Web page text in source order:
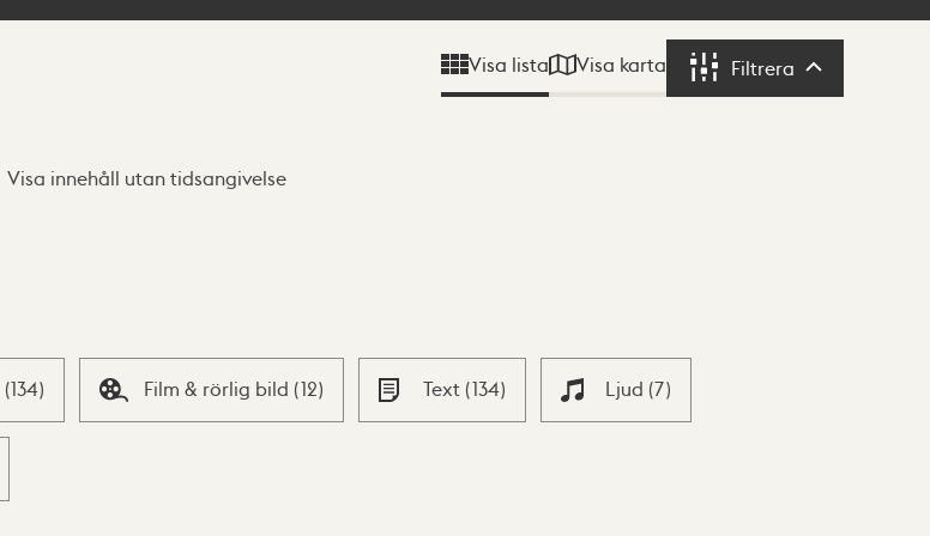
Visa lista Visa karta Filtrera Filtrera
Visa innehåll utan tidsangivelse
(134) Film & rörlig bild (12) Text (134) Ljud (7)